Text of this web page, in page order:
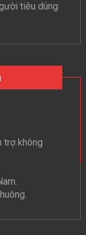
tiêu dùng
trợ không